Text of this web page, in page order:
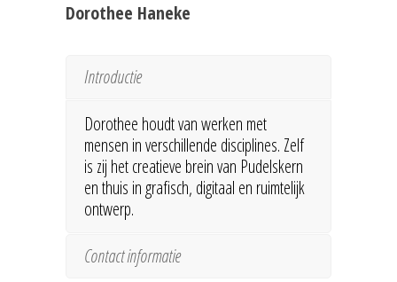
Dorothee Haneke
Introductie
Dorothee houdt van werken met
mensen in verschillende disciplines. Zelf
is zij het creatieve brein van Pudelskern
en thuis in grafisch, digitaal en ruimtelijk
ontwerp.
Contact informatie